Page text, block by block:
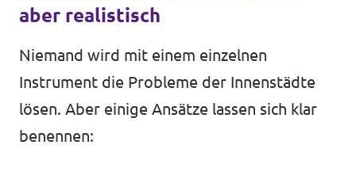
aber realistisch
Niemand wird mit einem einzelnen
Instrument die Probleme der Innenstädte
lösen. Aber einige Ansätze lassen sich klar
benennen: